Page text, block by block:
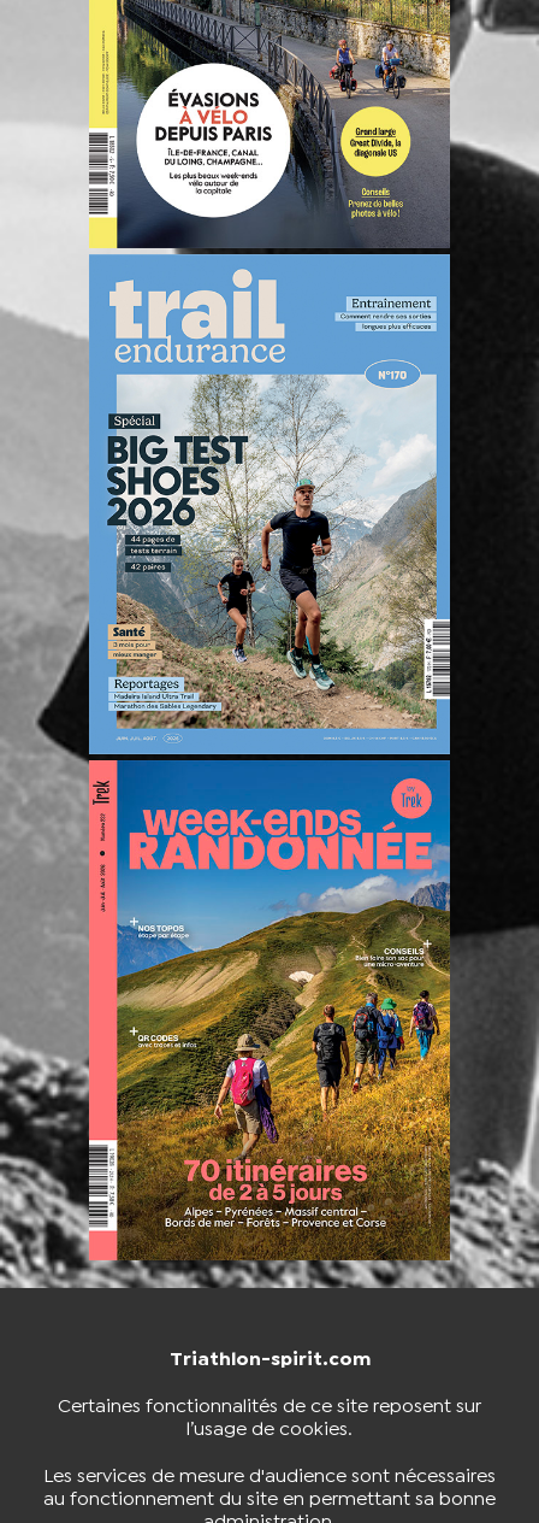
Triathlon-spirit.com
Certaines fonctionnalités de ce site reposent sur
l’usage de cookies.
Les services de mesure d'audience sont nécessaires
au fonctionnement du site en permettant sa bonne
NOUS CONTACTER BOUTIQUE